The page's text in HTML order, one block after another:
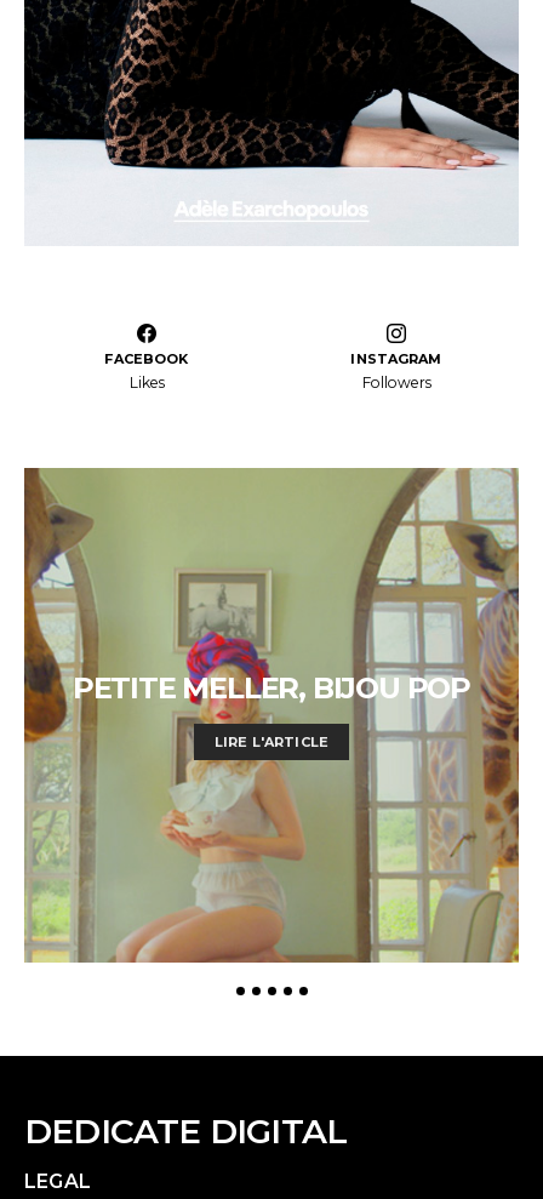
FACEBOOK
Likes
INSTAGRAM
Followers
PETITE MELLER, BIJOU POP
LIRE L'ARTICLE
DEDICATE DIGITAL
LEGAL